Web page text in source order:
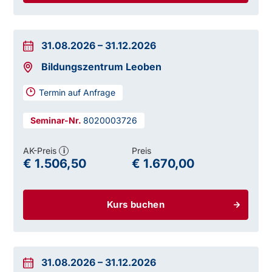
31.08.2026 – 31.12.2026
Bildungszentrum Leoben
Termin auf Anfrage
8020003726
Kurs buchen
AK-Preis i
€ 1.506,50
Preis
€ 1.670,00
31.08.2026 – 31.12.2026